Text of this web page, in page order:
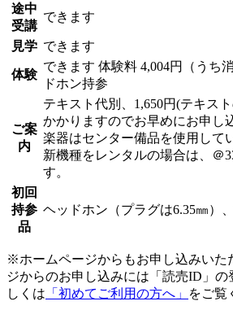
途中
受講
できます
見学 できます
体験
できます 体験料 4,004円（うち
ドホン持参
ご案
内
テキスト代別、1,650円(テキス
かかりますのでお早めにお申し
楽器はセンター備品を使用して
新機種をレンタルの場合は、＠
す。
初回
持参
品
ヘッドホン（プラグは6.35㎜）
※ホームページからもお申し込みいた
ジからのお申し込みには「読売ID」
しくは 「初めてご利用の方へ」 をご覧